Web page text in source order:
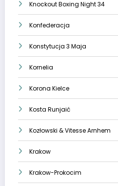
Knockout Boxing Night 34
Konfederacja
Konstytucja 3 Maja
Kornelia
Korona Kielce
Kosta Runjaić
Kozłowski & Vitesse Arnhem
Krakow
Krakow-Prokocim